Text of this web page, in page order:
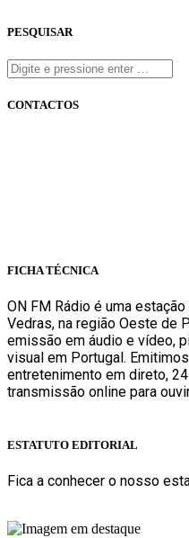
PESQUISAR
CONTACTOS
FICHA TÉCNICA
ON FM Rádio é uma
Vedras, na região Oeste de
emissão em áudio e vídeo,
visual em Portugal.
entretenimento em direto,
transmissão online para
ESTATUTO EDITORIAL
Fica a conhecer o nosso